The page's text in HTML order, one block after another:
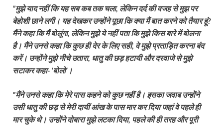
”मुझे याद नहीं कि यह सब कब तक चला, लेकिन दर्द की वजह से मुझ पर
बेहोशी छाने लगी। यह देखकर उन्होंने पूछा कि क्या मैं बात करने को तैयार हूं?
मैंने कहा कि मैं बोलूंगा, लेकिन मुझे ये नहीं पता कि मुझे किस बारे में बोलना
है। मैंने उनसे कहा कि कुछ ही देर के लिए सही, वे मुझे प्रताड़ित करना बंद
करें। उन्होंने मुझे नीचे उतारा, धातु की छड़ हटायी और दरवाजे से मुझे
सटाकर कहा- ‘बोलो’।
”मैंने उनसे कहा कि मेरे पास कहने को कुछ नहीं है। इसका जवाब उन्होंने
उसी धातु की छड़ से मेरी दायीं आंख के पास मार कर दिया जहां वे पहले ही
मार चुके थे। उन्होंने दोबारा मुझे लटका दिया, पहले की ही तरह और पूरी